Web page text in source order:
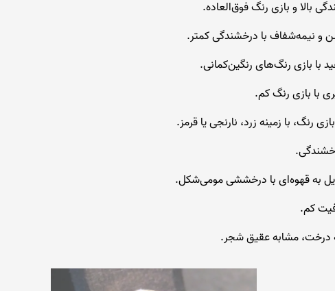
بالا و بازی رنگ فوق‌العاده.
و نیمه‌شفاف با درخشندگی کمتر.
با بازی رنگ‌های رنگین‌کمانی.
با بازی رنگ کم.
رنگ، با زمینه زرد، نارنجی یا قرمز.
به قهوه‌ای با درخششی مومی‌شکل.
کم.
درخت، مشابه عقیق شجر.